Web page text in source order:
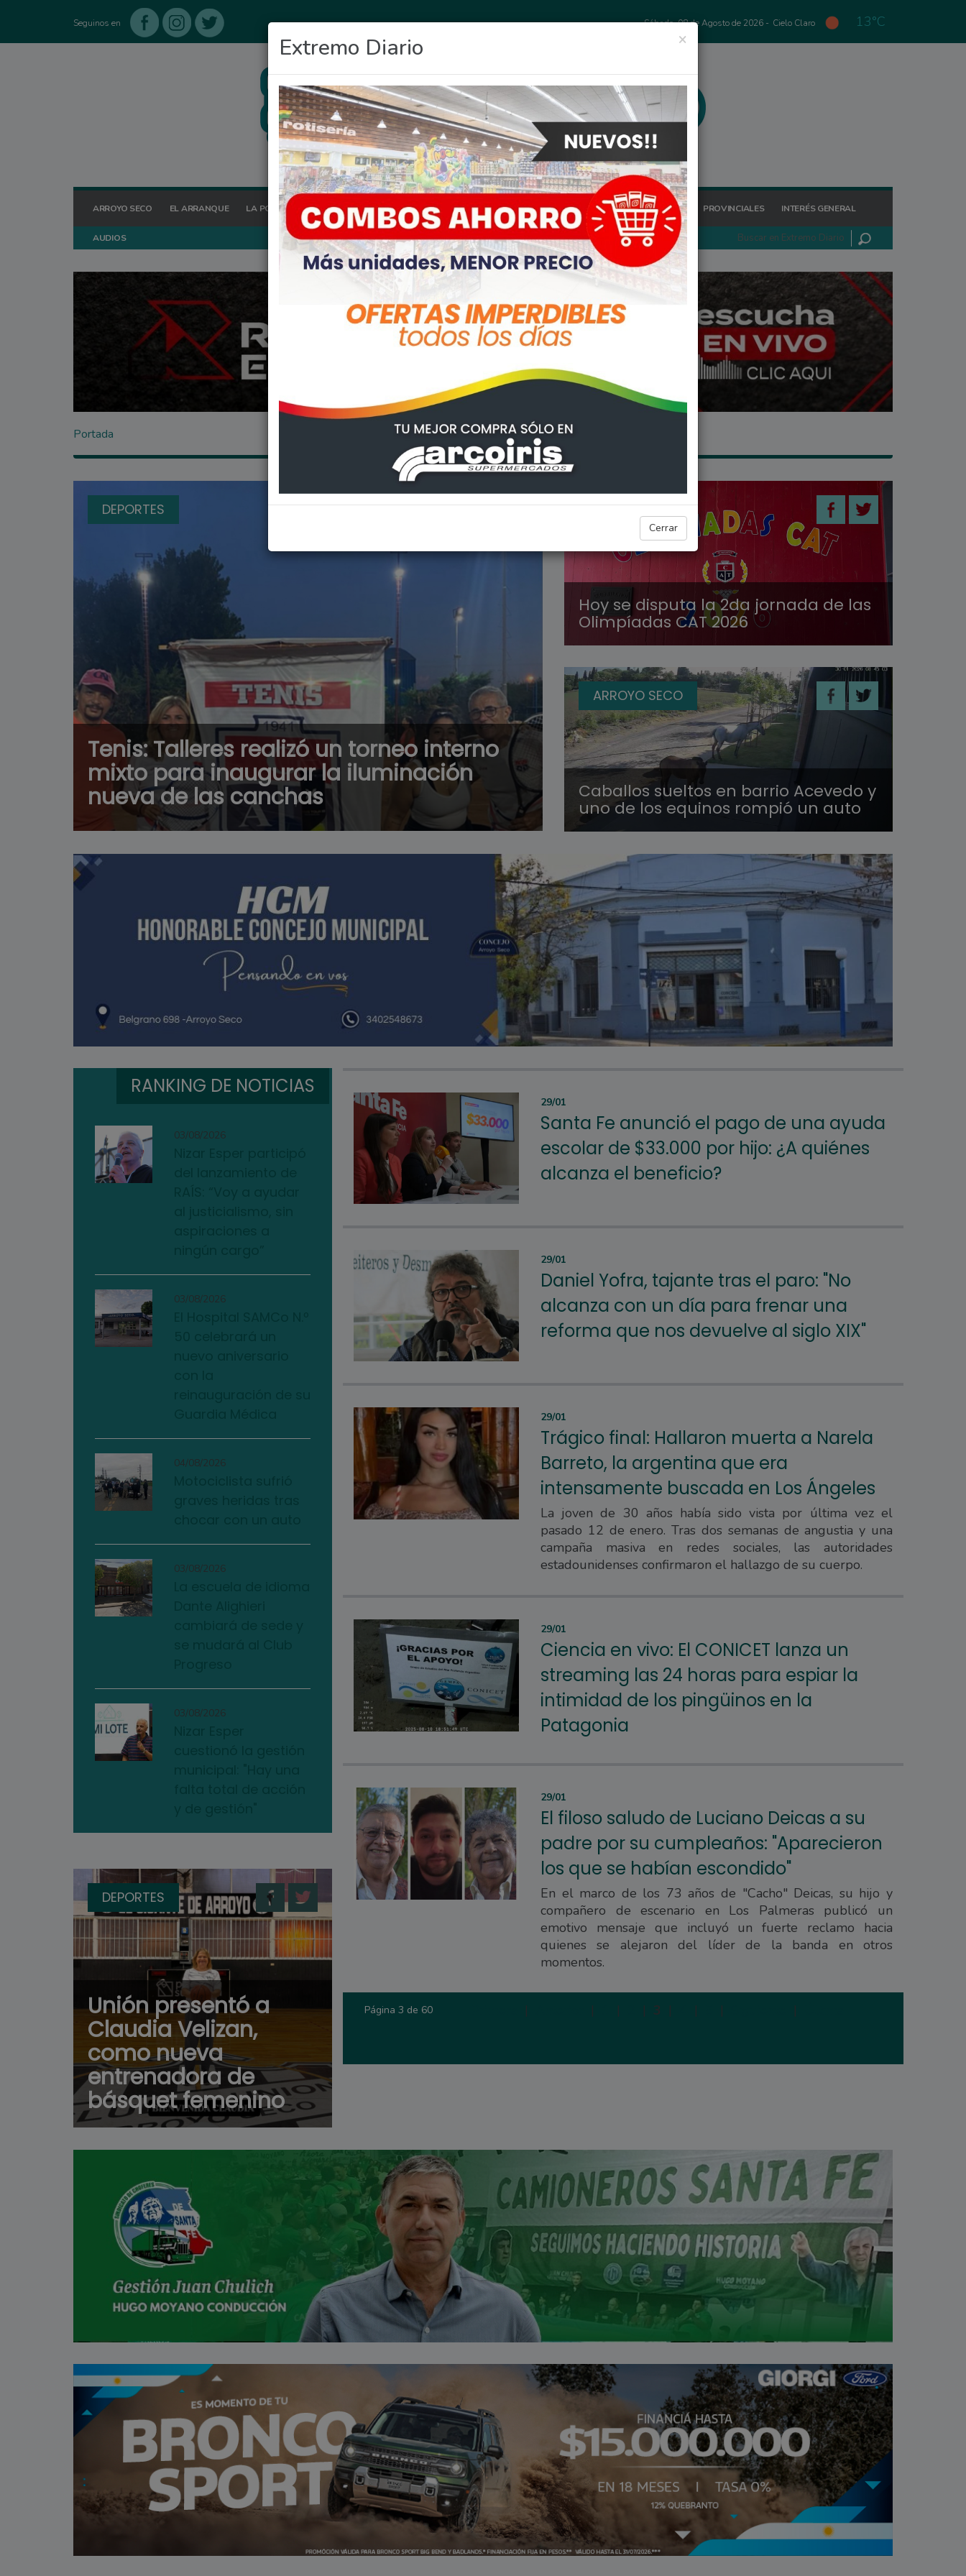
Seguinos en Sábado, 08 de Agosto de 2026 - Cielo Claro 13°C
ARROYO SECO EL ARRANQUE LA POSTA HOY OCIO DEPORTES FIGHIERA GENERAL LAGOS POLICIALES REGIONALES PROVINCIALES INTERÉS GENERAL
AUDIOS
×
Extremo Diario
Cerrar
Portada
DEPORTES
Tenis: Talleres realizó un torneo interno
mixto para inaugurar la iluminación
nueva de las canchas
DEPORTES
Hoy se disputa la 2da jornada de las
Olimpíadas CAT 2026
ARROYO SECO
Caballos sueltos en barrio Acevedo y
uno de los equinos rompió un auto
RANKING DE NOTICIAS
03/08/2026
03/08/2026
04/08/2026
03/08/2026
03/08/2026
DEPORTES
Unión presentó a
Claudia Velizan,
como nueva
entrenadora de
básquet femenino
29/01
Santa Fe anunció el pago de una ayuda
escolar de $33.000 por hijo: ¿A quiénes
alcanza el beneficio?
29/01
Daniel Yofra, tajante tras el paro: "No
alcanza con un día para frenar una
reforma que nos devuelve al siglo XIX"
29/01
Trágico final: Hallaron muerta a Narela
Barreto, la argentina que era
intensamente buscada en Los Ángeles
La joven de 30 años había sido vista por última vez el
pasado 12 de enero. Tras dos semanas de angustia y una
campaña masiva en redes sociales, las autoridades
estadounidenses confirmaron el hallazgo de su cuerpo.
29/01
Ciencia en vivo: El CONICET lanza un
streaming las 24 horas para espiar la
intimidad de los pingüinos en la
Patagonia
29/01
El filoso saludo de Luciano Deicas a su
padre por su cumpleaños: "Aparecieron
los que se habían escondido"
En el marco de los 73 años de "Cacho" Deicas, su hijo y
compañero de escenario en Los Palmeras publicó un
emotivo mensaje que incluyó un fuerte reclamo hacia
quienes se alejaron del líder de la banda en otros
momentos.
Página 3 de 60 | | | | 3 | | | |